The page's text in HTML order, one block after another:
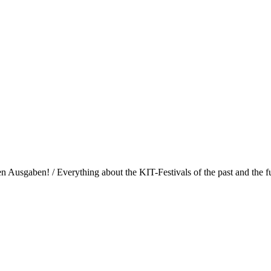
Ausgaben! / Everything about the KIT-Festivals of the past and the